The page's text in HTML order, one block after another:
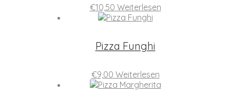
€10,50 Weiterlesen
Pizza Funghi
€9,00 Weiterlesen